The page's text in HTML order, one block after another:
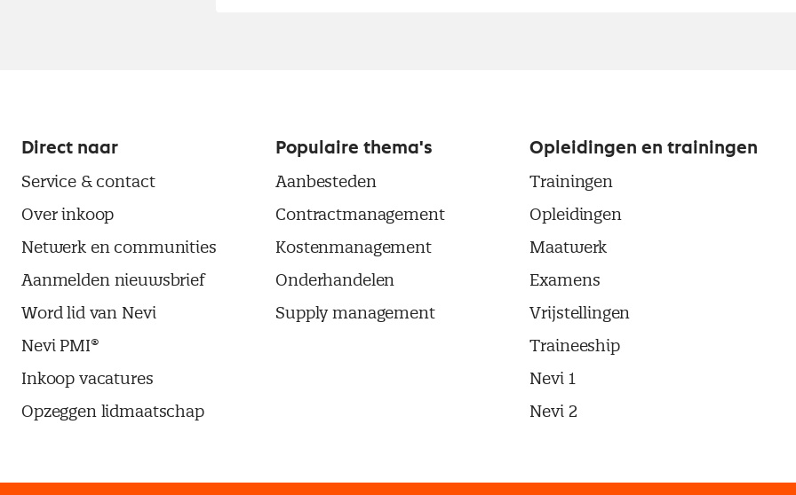
Direct naar
Service & contact
Over inkoop
Netwerk en communities
Aanmelden nieuwsbrief
Word lid van Nevi
Nevi PMI®
Inkoop vacatures
Opzeggen lidmaatschap
Populaire thema's
Aanbesteden
Contractmanagement
Kostenmanagement
Onderhandelen
Supply management
Opleidingen en trainingen
Trainingen
Opleidingen
Maatwerk
Examens
Vrijstellingen
Traineeship
Nevi 1
Nevi 2